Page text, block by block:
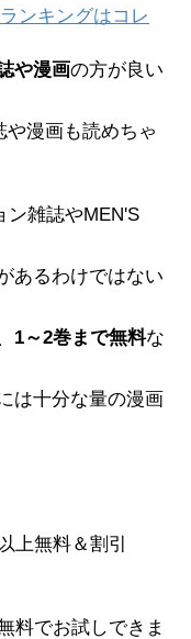
ンキングはコレ
や漫画の方が良い
漫画も読めちゃ
ン雑誌やMEN'S
あるわけではない
1～2巻まで無料な
は十分な量の漫画
上無料＆割引
料でお試しできま